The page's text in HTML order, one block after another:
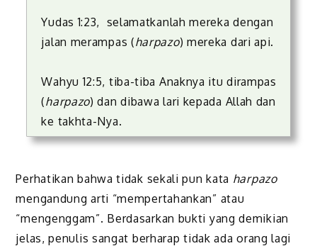
Yudas 1:23, selamatkanlah mereka dengan
jalan merampas (harpazo) mereka dari api.
Wahyu 12:5, tiba-tiba Anaknya itu dirampas
(harpazo) dan dibawa lari kepada Allah dan
ke takhta-Nya.
Perhatikan bahwa tidak sekali pun kata harpazo
mengandung arti “mempertahankan” atau
“mengenggam”. Berdasarkan bukti yang demikian
jelas, penulis sangat berharap tidak ada orang lagi